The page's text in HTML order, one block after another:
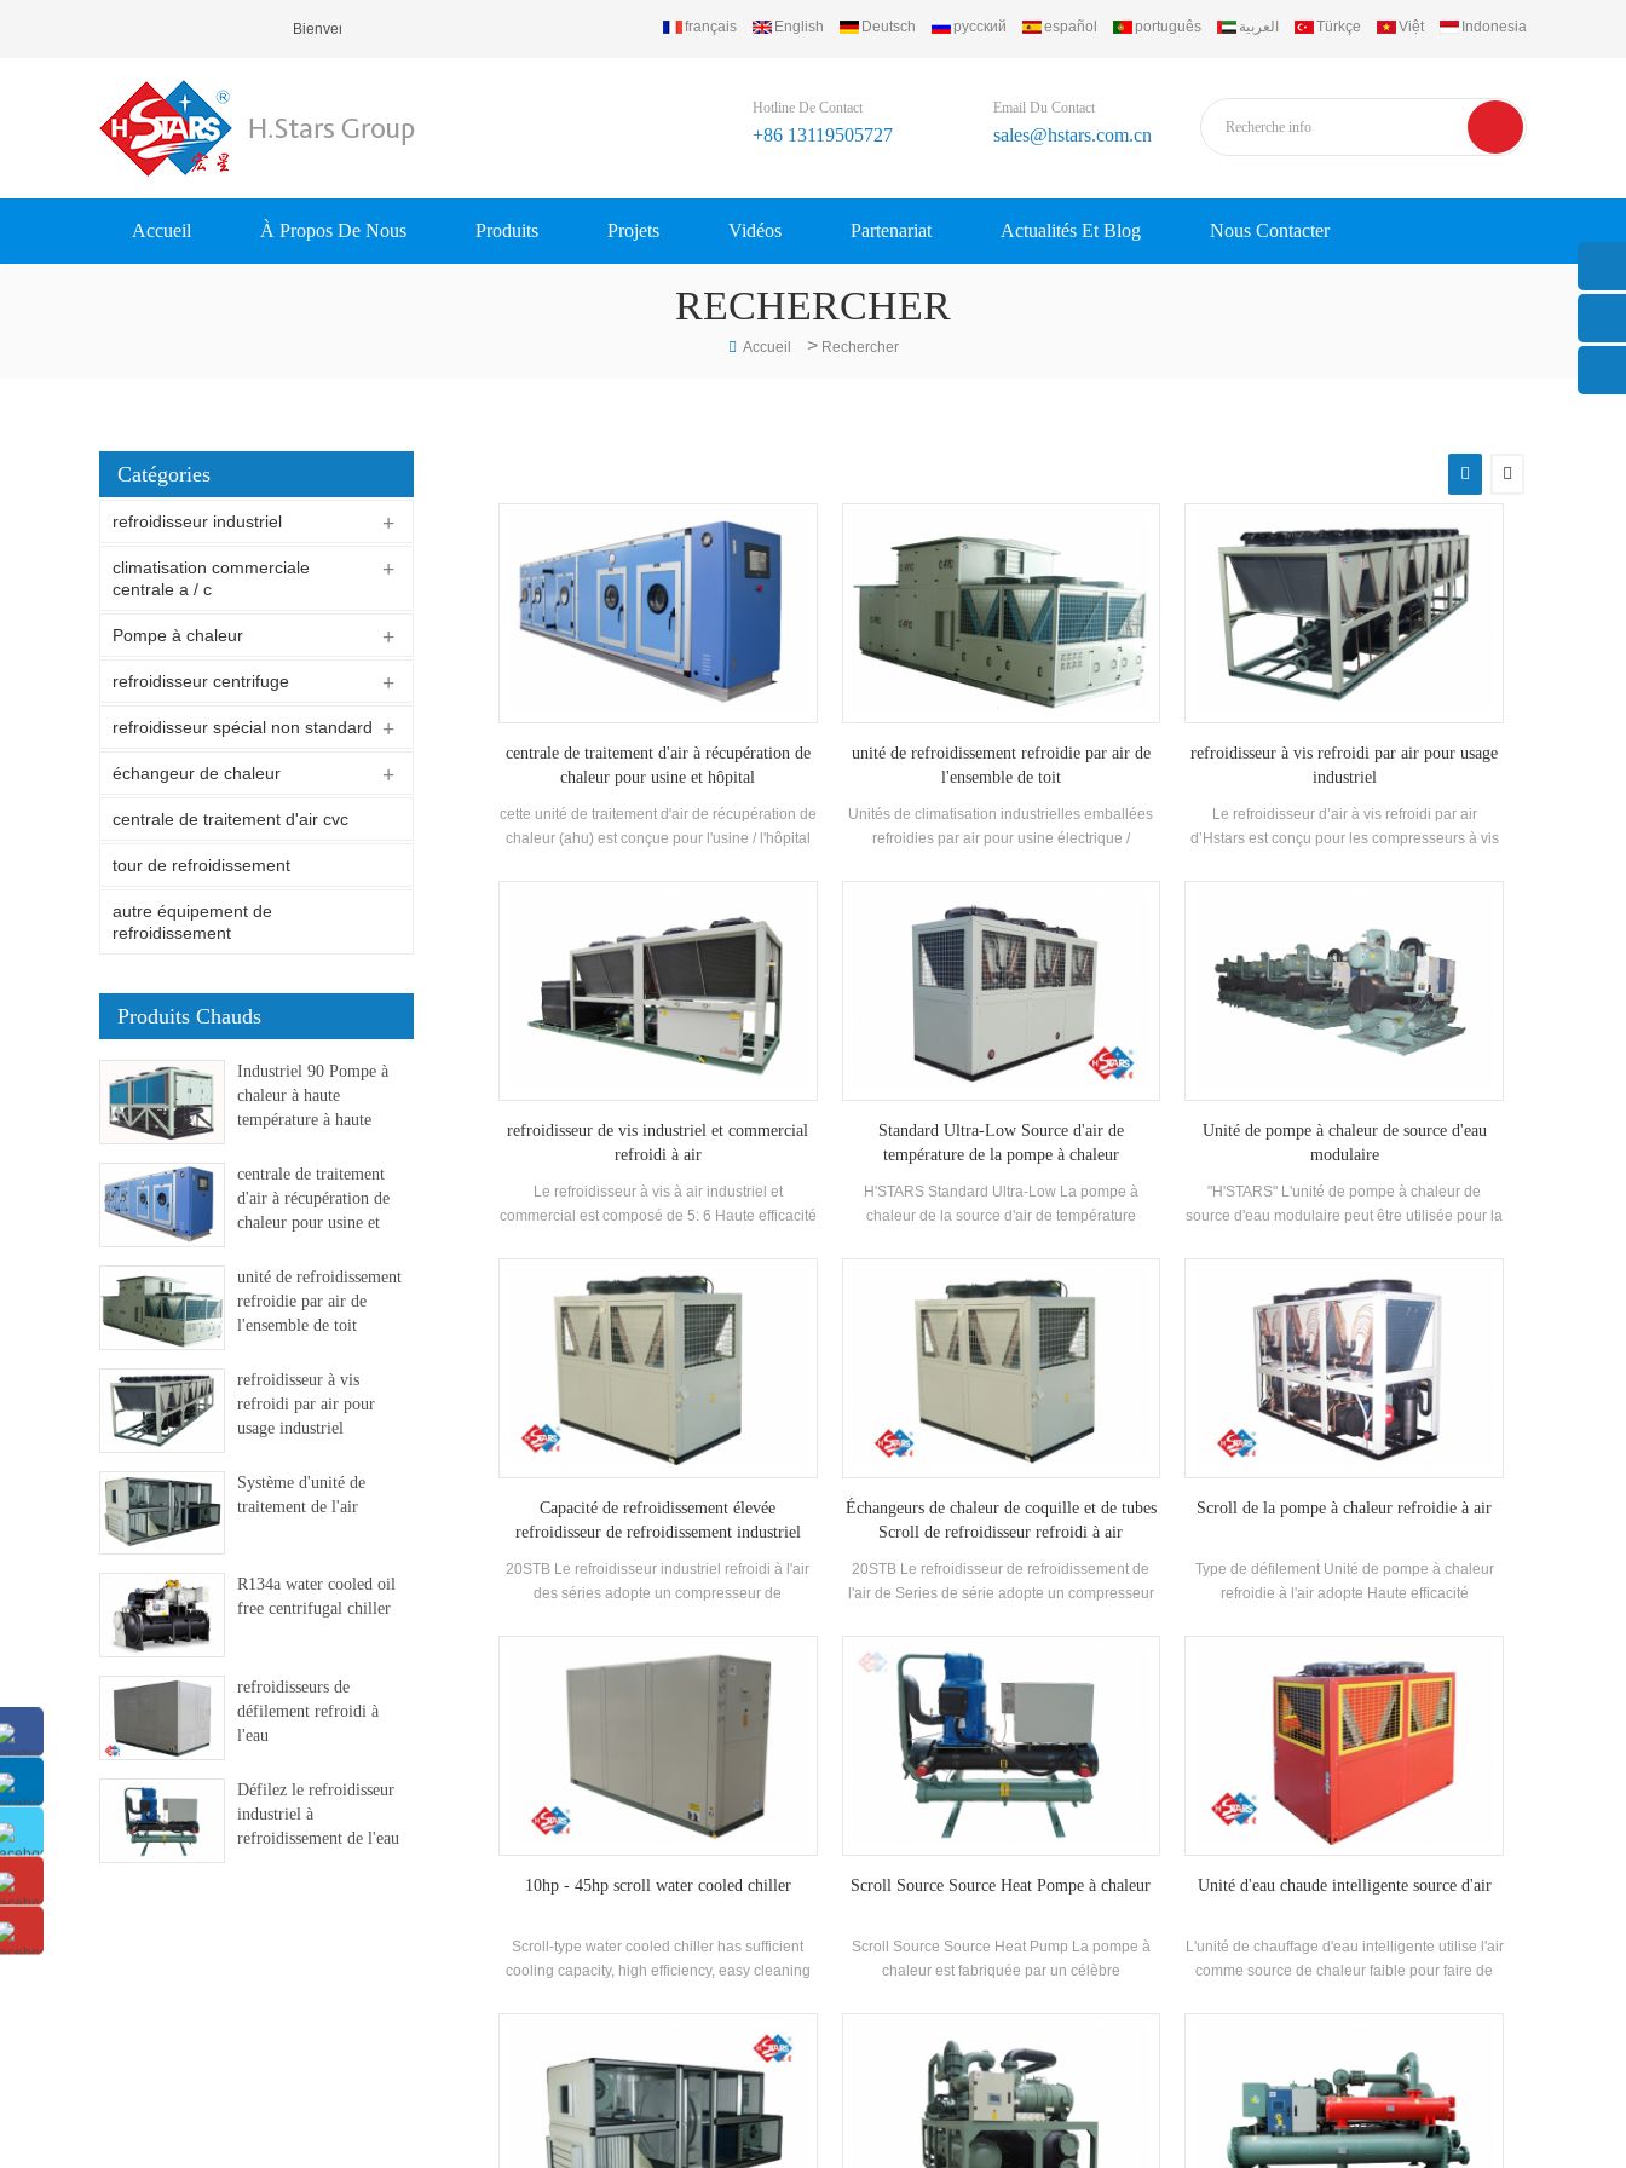
Bienvenue À H.Stars (Guangzhou) Refrigerating Equipment Group Ltd..
français English Deutsch русский español português العربية Türkçe Việt Indonesia
Hotline De Contact
+86 13119505727
Email Du Contact
sales@hstars.com.cn
Accueil À Propos De Nous Produits Projets Vidéos Partenariat Actualités Et Blog Nous Contacter
RECHERCHER
Accueil > Rechercher
centrale de traitement d'air à récupération de
chaleur pour usine et hôpital
cette unité de traitement d'air de récupération de
chaleur (ahu) est conçue pour l'usine / l'hôpital
chauffage, humidification, déshumidification et
unité de refroidissement refroidie par air de
l'ensemble de toit
Unités de climatisation industrielles emballées
refroidies par air pour usine électrique /
pour l'industrie pharmaceutique, l'industrie
électronique, l'industrie automobile, l'imprimerie
et l'industrie alimentaire, les bâtiments
commerciaux, le traitement VOC et la protection
de l'environnement, la qualité de l'air intérieur, la
ventilation marine
refroidisseur à vis refroidi par air pour usage
industriel
Le refroidisseur d’air à vis refroidi par air
d’Hstars est conçu pour les compresseurs à vis
pour les clients à usage industriel. haute qualité
refroidisseur de vis industriel et commercial
refroidi à air
Le refroidisseur à vis à air industriel et
commercial est composé de 5: 6 Haute efficacité
Condenseur et évaporateur, et équipé de Nom
de marque Contrôle électrique Composants, qui
peut être utilisé largement dans des industries
industries.
Standard Ultra-Low Source d'air de
température de la pompe à chaleur
H'STARS Standard Ultra-Low La pompe à
chaleur de la source d'air de température
l'environnement de -25 ℃ ~ 43, en utilisant de
l'air comme source de chaleur, aucun polluants
n'est déchargé et 55 ° C L'eau chaude est
préparée pour répondre à la demande d'eau
chaude entre 35-55 ° c. Fonction de chauffage,
adaptée à l'alimentation en air direct ou au
rayonnement du sol Chauffage.
Unité de pompe à chaleur de source d'eau
modulaire
"H'STARS" L'unité de pompe à chaleur de
source d'eau modulaire peut être utilisée pour la
remplacée par une machine. Le système peut
remplacer la chaudière d'origine et la
climatisation Système; La capacité de
refroidissement suffit, l'efficacité est élevée, le
nettoyage et la maintenance est facile et la note
d'efficacité énergétique est 5-1. niveau.
Capacité de refroidissement élevée
refroidisseur de refroidissement industriel
20STB Le refroidisseur industriel refroidi à l'air
des séries adopte un compresseur de
Haute-efficacité Échangeur de chaleur de coque
et de tube, utilisant R22, R407C Réfrigérant,
Efficacité énergétique Grade jusqu'à 2 niveaux
Échangeurs de chaleur de coquille et de tubes
Scroll de refroidisseur refroidi à air
20STB Le refroidisseur de refroidissement de
l'air de Series de série adopte un compresseur
indépendamment Haute efficacité shell and-
tube Échangeur de chaleur et échangeur de
chaleur de bobine, adopte R22 et r407c
réfrigérateur
Scroll de la pompe à chaleur refroidie à air
Type de défilement Unité de pompe à chaleur
refroidie à l'air adopte Haute efficacité
auto-développé et fabriqué haut rendement
shell and-tube Échangeur de chaleur et
échangeur de chaleur à bobines, utilisant R22,
R134A, R407C réfrigérant
10hp - 45hp scroll water cooled chiller
Scroll-type water cooled chiller has sufficient
cooling capacity, high efficiency, easy cleaning
4-2. cooling capacity range: 21500 kcal to
113400 kcal (10HP~45HP), suitable for small
and medium-sized offices, factory workshops,
hotels, villas, etc
Scroll Source Source Heat Pompe à chaleur
Scroll Source Source Heat Pump La pompe à
chaleur est fabriquée par un célèbre
contrôle électronique, et est équipé de
recherches et de développement
indépendantes de Haute efficacité Échangeur
de chaleur en spirale
Unité d'eau chaude intelligente source d'air
L'unité de chauffage d'eau intelligente utilise l'air
comme source de chaleur faible pour faire de
efficace et respectueuse de l'environnement.
Catégories
refroidisseur industriel
climatisation commerciale
centrale a / c
Pompe à chaleur
refroidisseur centrifuge
refroidisseur spécial non standard
échangeur de chaleur
centrale de traitement d'air cvc
tour de refroidissement
autre équipement de
refroidissement
Produits Chauds
Industriel 90 Pompe à
chaleur à haute
température à haute
centrale de traitement
d'air à récupération de
chaleur pour usine et
unité de refroidissement
refroidie par air de
l'ensemble de toit
refroidisseur à vis
refroidi par air pour
usage industriel
Système d'unité de
traitement de l'air
R134a water cooled oil
free centrifugal chiller
refroidisseurs de
défilement refroidi à
l'eau
Défilez le refroidisseur
industriel à
refroidissement de l'eau